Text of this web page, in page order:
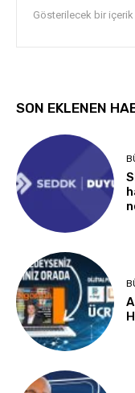
Gösterilecek bir içerik
SON EKLENEN